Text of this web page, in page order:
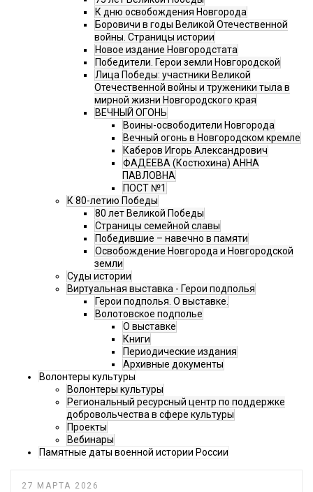
К дню освобождения Новгорода
Боровичи в годы Великой Отечественной
войны. Страницы истории
Новое издание Новгородстата
Победители. Герои земли Новгородской
Лица Победы: участники Великой
Отечественной войны и труженики тыла в
мирной жизни Новгородского края
ВЕЧНЫЙ ОГОНЬ
Воины-освободители Новгорода
Вечный огонь в Новгородском кремле
Каберов Игорь Александрович
ФАДЕЕВА (Костюхина) АННА
ПАВЛОВНА
ПОСТ №1
К 80-летию Победы
80 лет Великой Победы
Страницы семейной славы
Победившие – навечно в памяти
Освобождение Новгорода и Новгородской
земли
Суды истории
Виртуальная выставка - Герои подполья
Герои подполья. О выставке.
Волотовское подполье
О выставке
Книги
Периодические издания
Архивные документы
Волонтеры культуры
Волонтеры культуры
Региональный ресурсный центр по поддержке
добровольчества в сфере культуры
Проекты
Вебинары
Памятные даты военной истории России
27 МАРТА 2026